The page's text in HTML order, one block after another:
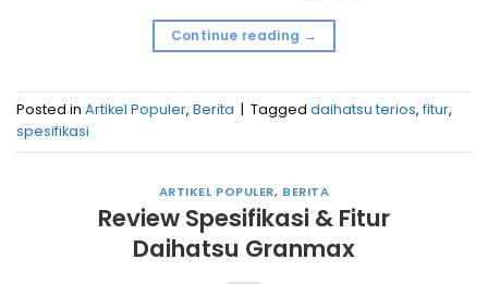
Continue reading →
Posted in Artikel Populer, Berita | Tagged daihatsu terios, fitur,
spesifikasi
ARTIKEL POPULER, BERITA
Review Spesifikasi & Fitur
Daihatsu Granmax